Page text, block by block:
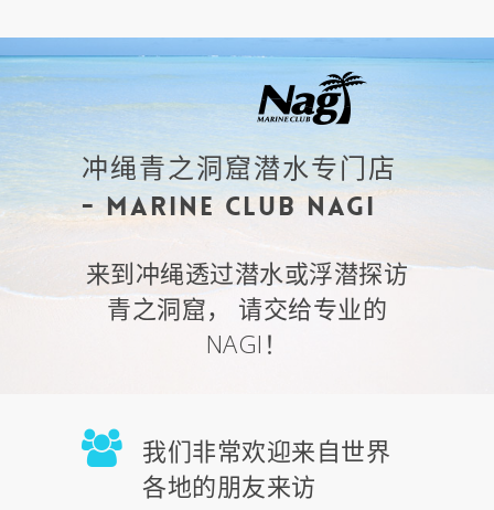
冲绳青之洞窟潜水专门店
- MARINE CLUB NAGI
来到冲绳透过潜水或浮潜探访
青之洞窟， 请交给专业的
NAGI！
我们非常欢迎来自世界
各地的朋友来访